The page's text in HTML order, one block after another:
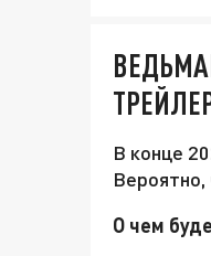
В конце
Вероятно,
О чем